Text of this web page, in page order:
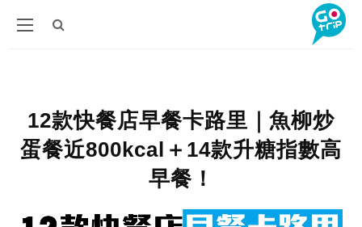
12款快餐店早餐卡路里｜魚柳炒
蛋餐近800kcal＋14款升糖指數高
早餐！